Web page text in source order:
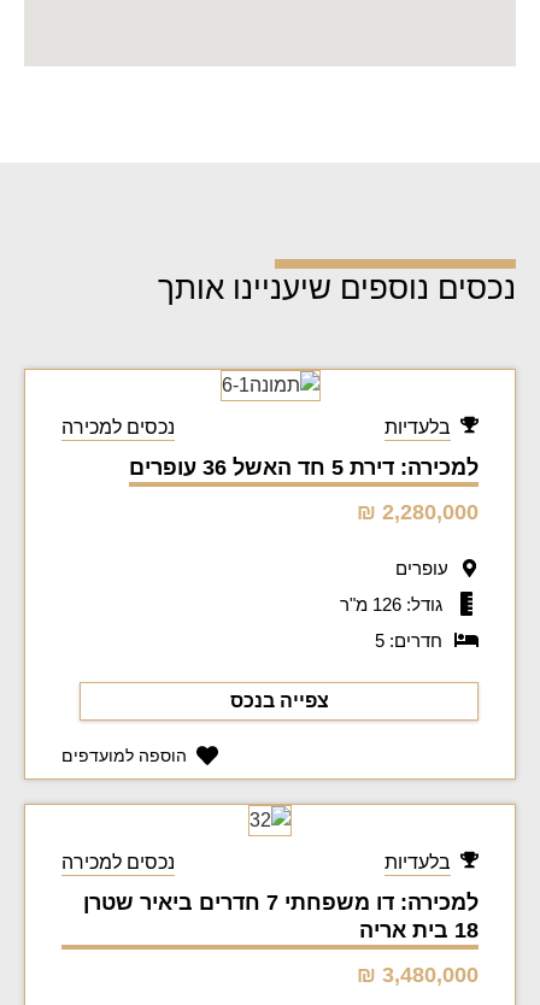
נכסים נוספים שיעניינו אותך
בלעדיות נכסים למכירה
למכירה: דירת 5 חד האשל 36 עופרים
2,280,000 ₪
עופרים
גודל: 126 מ"ר
חדרים: 5
צפייה בנכס
הוספה למועדפים
בלעדיות נכסים למכירה
למכירה: דו משפחתי 7 חדרים ביאיר שטרן
18 בית אריה
3,480,000 ₪